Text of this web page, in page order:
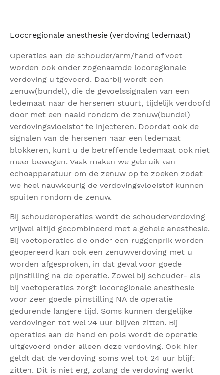
Locoregionale anesthesie (verdoving ledemaat)
Operaties aan de schouder/arm/hand of voet
worden ook onder zogenaamde locoregionale
verdoving uitgevoerd. Daarbij wordt een
zenuw(bundel), die de gevoelssignalen van een
ledemaat naar de hersenen stuurt, tijdelijk verdoofd
door met een naald rondom de zenuw(bundel)
verdovingsvloeistof te injecteren. Doordat ook de
signalen van de hersenen naar een ledemaat
blokkeren, kunt u de betreffende ledemaat ook niet
meer bewegen. Vaak maken we gebruik van
echoapparatuur om de zenuw op te zoeken zodat
we heel nauwkeurig de verdovingsvloeistof kunnen
spuiten rondom de zenuw.
Bij schouderoperaties wordt de schouderverdoving
vrijwel altijd gecombineerd met algehele anesthesie.
Bij voetoperaties die onder een ruggenprik worden
geopereerd kan ook een zenuwverdoving met u
worden afgesproken, in dat geval voor goede
pijnstilling na de operatie. Zowel bij schouder- als
bij voetoperaties zorgt locoregionale anesthesie
voor zeer goede pijnstilling NA de operatie
gedurende langere tijd. Soms kunnen dergelijke
verdovingen tot wel 24 uur blijven zitten. Bij
operaties aan de hand en pols wordt de operatie
uitgevoerd onder alleen deze verdoving. Ook hier
geldt dat de verdoving soms wel tot 24 uur blijft
zitten. Dit is niet erg, zolang de verdoving werkt